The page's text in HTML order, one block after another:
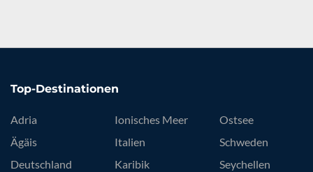
Top-Destinationen
Adria
Ägäis
Deutschland
Ionisches Meer
Italien
Karibik
Ostsee
Schweden
Seychellen